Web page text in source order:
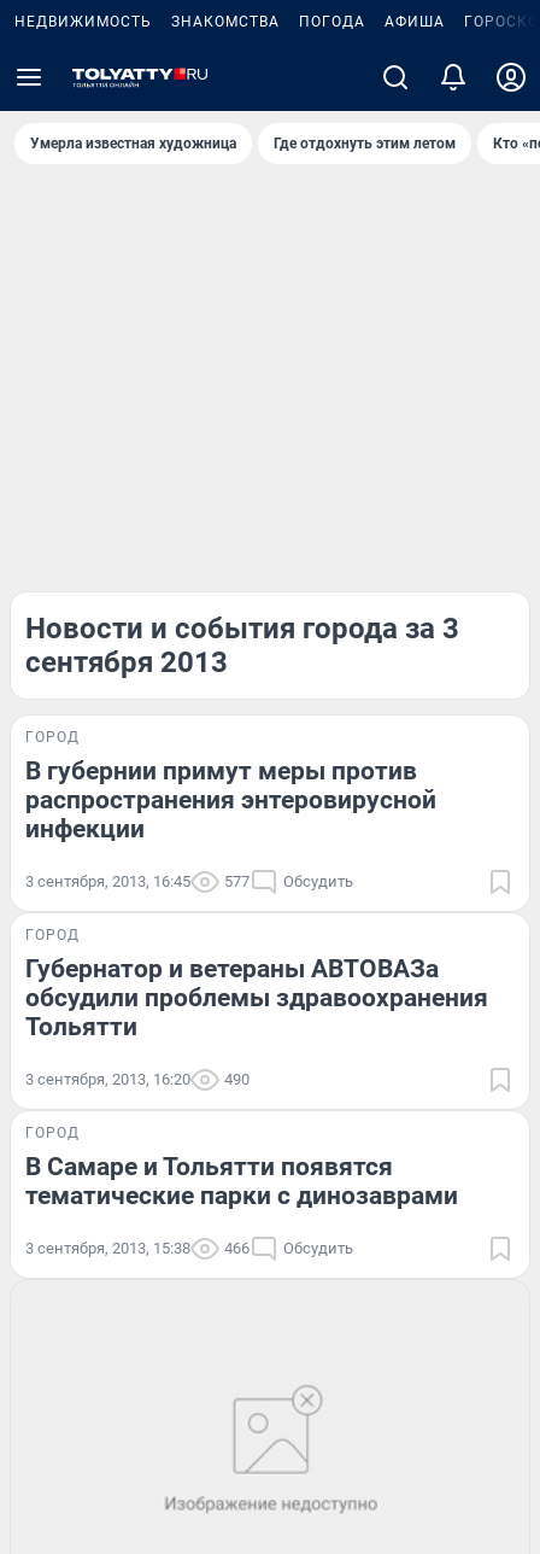
НЕДВИЖИМОСТЬ ЗНАКОМСТВА ПОГОДА АФИША
Умерла известная художница Где отдохнуть этим летом Кто
Новости и события города за 3
сентября 2013
ГОРОД
В губернии примут меры против
распространения энтеровирусной
инфекции
3 сентября, 2013, 16:45 577 Обсудить
ГОРОД
Губернатор и ветераны АВТОВАЗа
обсудили проблемы здравоохранения
Тольятти
3 сентября, 2013, 16:20 490
ГОРОД
В Самаре и Тольятти появятся
тематические парки с динозаврами
3 сентября, 2013, 15:38 466 Обсудить